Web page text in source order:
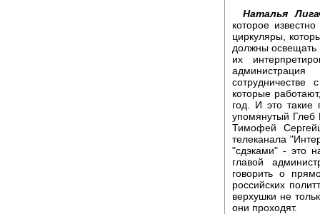
Наталья
которое
циркуляры,
должны освещать
их
сотрудничестве
которые
год. И это такие
упомянутый Глеб
Тимофей
телеканала
"сдэками" - это
главой
говорить о
российских
верхушки не
они проходят.